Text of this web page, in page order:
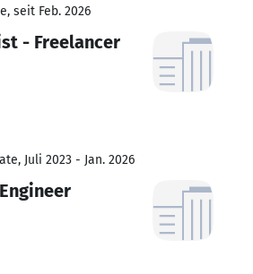
seit Feb. 2026
- Freelancer
Juli 2023 - Jan. 2026